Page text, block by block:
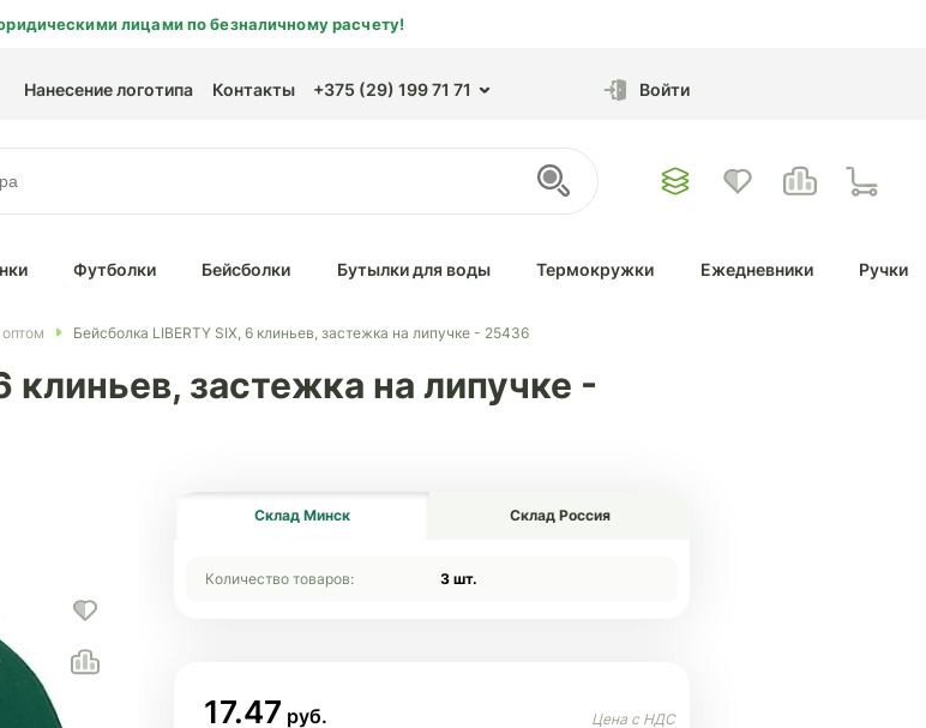
лицами по безналичному расчету!
Нанесение логотипа Контакты +375 (29) 199 71 71 Войти
Футболки Бейсболки Бутылки для воды Термокружки Ежедневники Ручки
Бейсболка LIBERTY SIX, 6 клиньев, застежка на липучке - 25436
клиньев, застежка на липучке -
Склад Минск Склад Россия
Количество товаров: 3 шт.
17.47